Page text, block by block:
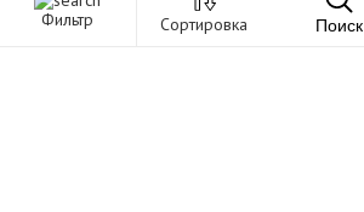
Фильтр Сортировка Поиск